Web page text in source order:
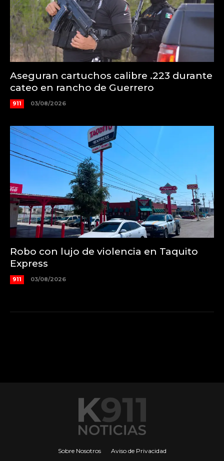
Aseguran cartuchos calibre .223 durante
cateo en rancho de Guerrero
911 03/08/2026
Robo con lujo de violencia en Taquito
Express
911 03/08/2026
Sobre Nosotros Aviso de Privacidad